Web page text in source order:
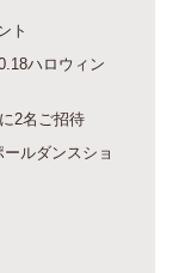
ト
ハロウィン
に2名ご招待
ルダンスショ